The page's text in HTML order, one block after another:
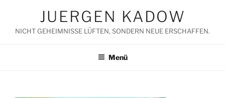
springen
JUERGEN KADOW
NICHT GEHEIMNISSE LÜFTEN, SONDERN NEUE ERSCHAFFEN.
Menü